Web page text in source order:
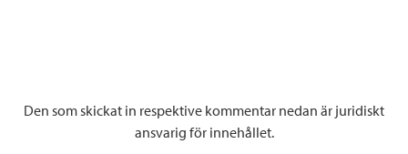
Den som skickat in respektive kommentar nedan är juridiskt
ansvarig för innehållet.